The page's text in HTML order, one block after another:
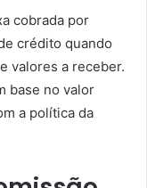
cobrada por
crédito quando
valores a receber.
base no valor
a política da